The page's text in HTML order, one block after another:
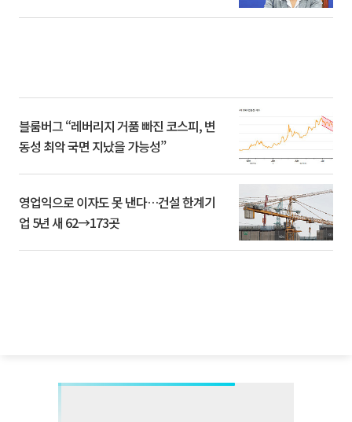
블룸버그 “레버리지 거품 빠진 코스피, 변
동성 최악 국면 지났을 가능성”
영업익으로 이자도 못 낸다…건설 한계기
업 5년 새 62→173곳